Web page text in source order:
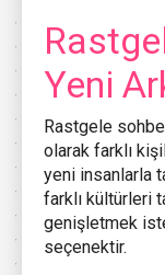
Yeni
Rastgele
olarak farklı
yeni insanlarla
farklı kültürleri
genişletmek
seçenektir.